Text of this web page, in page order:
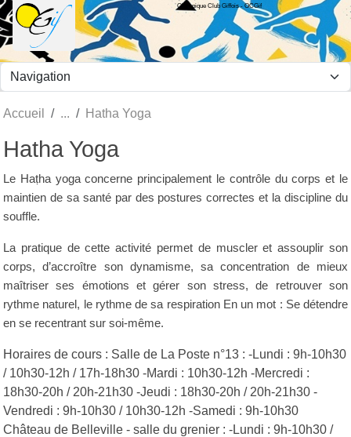
Olympique Club Giffois - OCGif
Accueil Hatha Yoga
Hatha Yoga
Le Haṭha yoga concerne principalement le contrôle du corps et le
maintien de sa santé par des postures correctes et la discipline du
souffle.
La pratique de cette activité permet de muscler et assouplir son
corps, d’accroître son dynamisme, sa concentration de mieux
maîtriser ses émotions et gérer son stress, de retrouver son
rythme naturel, le rythme de sa respiration En un mot : Se détendre
en se recentrant sur soi-même.
Horaires de cours : Salle de La Poste n°13 : -Lundi : 9h-10h30
/ 10h30-12h / 17h-18h30 -Mardi : 10h30-12h -Mercredi :
18h30-20h / 20h-21h30 -Jeudi : 18h30-20h / 20h-21h30 -
Vendredi : 9h-10h30 / 10h30-12h -Samedi : 9h-10h30
Château de Belleville - salle du grenier : -Lundi : 9h-10h30 /
Panneau de gestion des cookies